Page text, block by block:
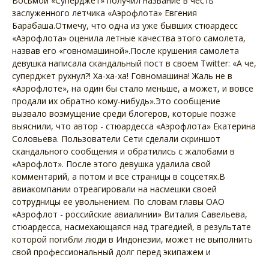
заслуженного летчика «Аэрофлота» Евгения
Барабаша.Отмечу, что одна из уже бывших стюардесс
«Аэрофлота» оценила летные качества этого самолета,
назвав его «говномашиной».После крушения самолета
девушка написала скандальный пост в своем Twitter: «А че,
суперджет рухнул?! Ха-ха-ха! Говномашина! Жаль не в
«Аэрофлоте», на один бы стало меньше, а может, и вовсе
продали их обратно кому-нибудь».Это сообщение
вызвало возмущение среди блогеров, которые позже
выяснили, что автор - стюардесса «Аэрофлота» Екатерина
Соловьева. Пользователи Сети сделали скриншот
скандального сообщения и обратились с жалобами в
«Аэрофлот». После этого девушка удалила свой
комментарий, а потом и все страницы в соцсетях.В
авиакомпании отреагировали на насмешки своей
сотрудницы ее увольнением. По словам главы ОАО
«Аэрофлот - российские авиалинии» Виталия Савельева,
стюардесса, насмехающаяся над трагедией, в результате
которой погибли люди в Индонезии, может не выполнить
свой профессиональный долг перед экипажем и